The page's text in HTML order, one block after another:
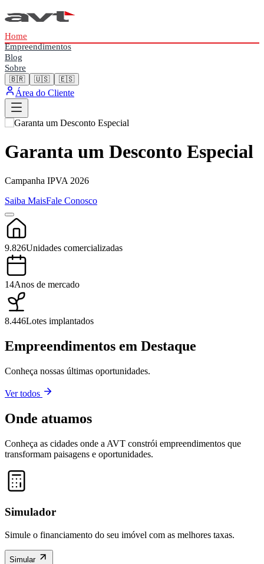
Home
Empreendimentos
Blog
Sobre
🇧🇷 🇺🇸 🇪🇸
Área do Cliente
Garanta um Desconto Especial
Campanha IPVA 2026
Saiba MaisFale Conosco
9.826Unidades comercializadas
14Anos de mercado
8.446Lotes implantados
Empreendimentos em Destaque
Conheça nossas últimas oportunidades.
Ver todos
Onde atuamos
Conheça as cidades onde a AVT constrói empreendimentos que
transformam paisagens e oportunidades.
+
Simulador
Simule o financiamento do seu imóvel com as melhores taxas.
Simular